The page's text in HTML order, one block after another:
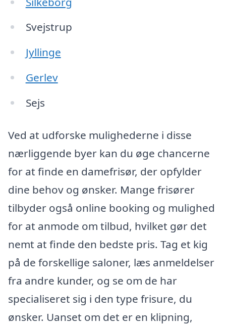
Svejstrup
Jyllinge
Gerlev
Sejs
Ved at udforske mulighederne i disse
nærliggende byer kan du øge chancerne
for at finde en damefrisør, der opfylder
dine behov og ønsker. Mange frisører
tilbyder også online booking og mulighed
for at anmode om tilbud, hvilket gør det
nemt at finde den bedste pris. Tag et kig
på de forskellige saloner, læs anmeldelser
fra andre kunder, og se om de har
specialiseret sig i den type frisure, du
ønsker. Uanset om det er en klipning,